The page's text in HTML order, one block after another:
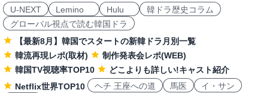
U-NEXT
Lemino Hulu
韓ドラ歴史コラム
グローバル視点で読む韓国ドラ
【最新8月】韓国でスタートの新韓ドラ月別一覧
韓流再現レポ(取材)
制作発表会レポ(WEB)
韓国TV視聴率TOP10
どこよりも詳しい!キャスト紹介
Netflix世界TOP10
ヘチ 王座への道 馬医
イ・サン